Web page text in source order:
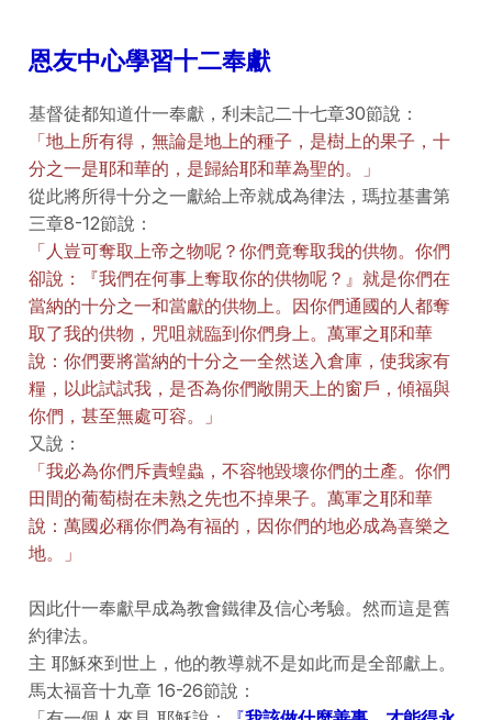
恩友中心學習十二奉獻
基督徒都知道什一奉獻，利未記二十七章30節說：
「地上所有得，無論是地上的種子，是樹上的果子，十
分之一是耶和華的，是歸給耶和華為聖的。」
從此將所得十分之一獻給上帝就成為律法，瑪拉基書第
三章8-12節說：
「人豈可奪取上帝之物呢？你們竟奪取我的供物。你們
卻說：『我們在何事上奪取你的供物呢？』就是你們在
當納的十分之一和當獻的供物上。因你們通國的人都奪
取了我的供物，咒咀就臨到你們身上。萬軍之耶和華
說：你們要將當納的十分之一全然送入倉庫，使我家有
糧，以此試試我，是否為你們敞開天上的窗戶，傾福與
你們，甚至無處可容。」
又說：
「我必為你們斥責蝗蟲，不容牠毀壞你們的土產。你們
田間的葡萄樹在未熟之先也不掉果子。萬軍之耶和華
說：萬國必稱你們為有福的，因你們的地必成為喜樂之
地。」
因此什一奉獻早成為教會鐵律及信心考驗。然而這是舊
約律法。
主 耶穌來到世上，他的教導就不是如此而是全部獻上。
馬太福音十九章 16-26節說：